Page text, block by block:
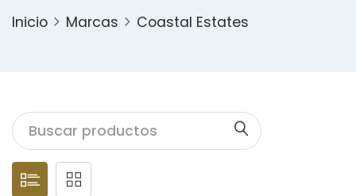
Inicio Marcas Coastal Estates